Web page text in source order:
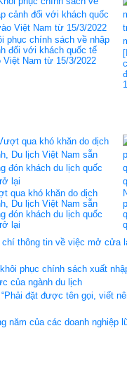
phục chính sách về nhập
đối với khách quốc tế
Việt Nam từ 15/3/2022
qua khó khăn do dịch
Du lịch Việt Nam sẵn
đón khách du lịch quốc
lại
thông tin về việc mở cửa
phục chính sách xuất
của ngành du lịch
đặt được tên gọi, viết
năm của các doanh nghiệp